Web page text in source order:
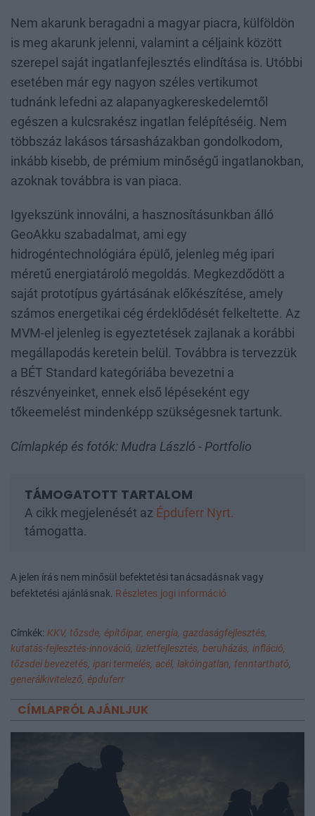
Nem akarunk beragadni a magyar piacra, külföldön
is meg akarunk jelenni, valamint a céljaink között
szerepel saját ingatlanfejlesztés elindítása is. Utóbbi
esetében már egy nagyon széles vertikumot
tudnánk lefedni az alapanyagkereskedelemtől
egészen a kulcsrakész ingatlan felépítéséig. Nem
többszáz lakásos társasházakban gondolkodom,
inkább kisebb, de prémium minőségű ingatlanokban,
azoknak továbbra is van piaca.
Igyekszünk innoválni, a hasznosításunkban álló
GeoAkku szabadalmat, ami egy
hidrogéntechnológiára épülő, jelenleg még ipari
méretű energiatároló megoldás. Megkezdődött a
saját prototípus gyártásának előkészítése, amely
számos energetikai cég érdeklődését felkeltette. Az
MVM-el jelenleg is egyeztetések zajlanak a korábbi
megállapodás keretein belül. Továbbra is tervezzük
a BÉT Standard kategóriába bevezetni a
részvényeinket, ennek első lépéseként egy
tőkeemelést mindenképp szükségesnek tartunk.
Címlapkép és fotók: Mudra László - Portfolio
A cikk megjelenését az Épduferr Nyrt.
támogatta.
A jelen írás nem minősül befektetési tanácsadásnak vagy
befektetési ajánlásnak. Részletes jogi információ
Címkék: KKV, tőzsde, építőipar, energia, gazdaságfejlesztés,
kutatás-fejlesztés-innováció, üzletfejlesztés, beruházás, infláció,
tőzsdei bevezetés, ipari termelés, acél, lakóingatlan, fenntartható,
generálkivitelező, épduferr
CÍMLAPRÓL AJÁNLJUK